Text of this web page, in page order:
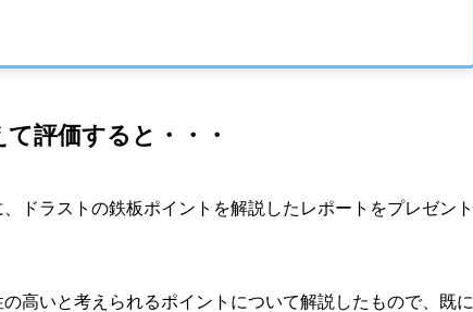
評価すると・・・
ドラストの鉄板ポイントを解説したレポートをプレゼント
高いと考えられるポイントについて解説したもので、既に